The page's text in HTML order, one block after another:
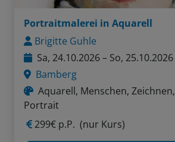
Portraitmalerei in Aquarell
Brigitte Guhle
Sa, 24.10.2026 – So, 25.10.2026
Bamberg
Aquarell, Menschen, Zeichnen,
Portrait
299€ p.P. (nur Kurs)